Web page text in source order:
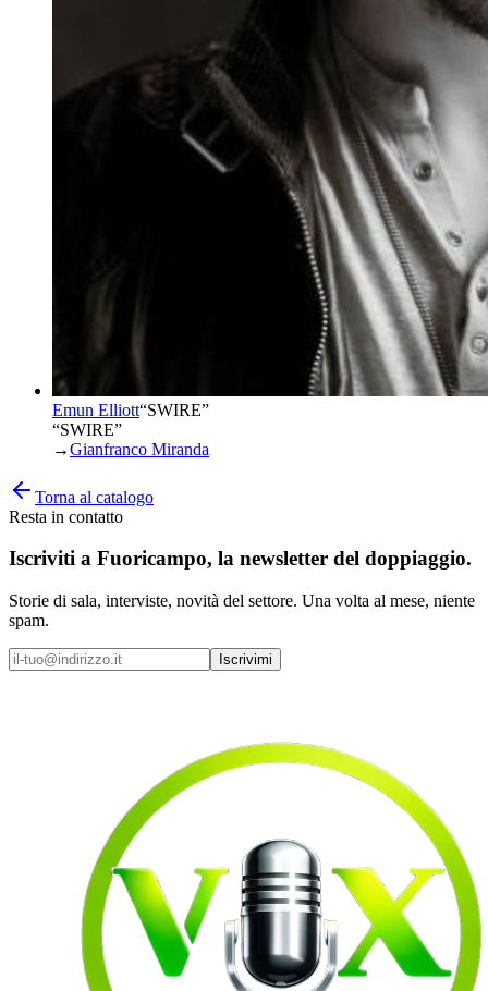
Emun Elliott“SWIRE”
“SWIRE”
→Gianfranco Miranda
Torna al catalogo
Resta in contatto
Iscriviti a Fuoricampo, la newsletter del doppiaggio.
Storie di sala, interviste, novità del settore. Una volta al mese, niente
spam.
Iscrivimi